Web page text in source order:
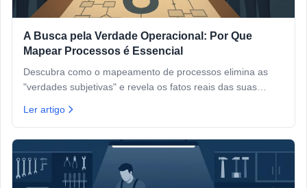
A Busca pela Verdade Operacional: Por Que
Mapear Processos é Essencial
Descubra como o mapeamento de processos elimina as
"verdades subjetivas" e revela os fatos reais das suas
Ler artigo